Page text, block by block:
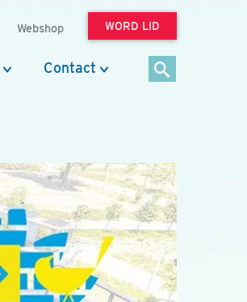
Webshop WORD LID
Contact